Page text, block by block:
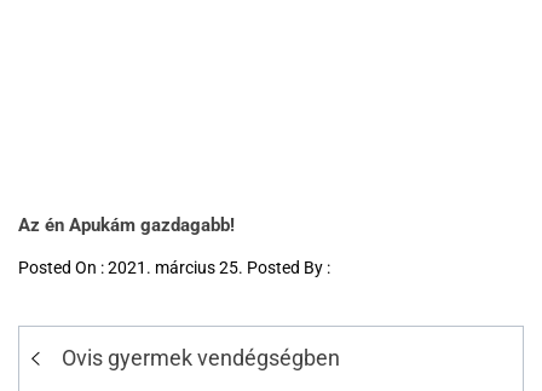
Az én Apukám gazdagabb!
Posted On : 2021. március 25. Posted By :
Ovis gyermek vendégségben